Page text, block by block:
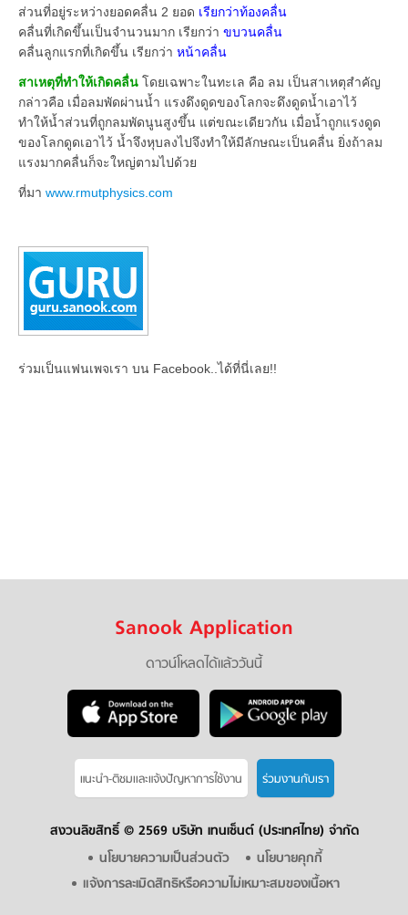
ส่วนที่อยู่ระหว่างยอดคลื่น 2 ยอด เรียกว่าท้องคลื่น
คลื่นที่เกิดขึ้นเป็นจำนวนมาก เรียกว่า ขบวนคลื่น
คลื่นลูกแรกที่เกิดขึ้น เรียกว่า หน้าคลื่น
สาเหตุที่ทำให้เกิดคลื่น โดยเฉพาะในทะเล คือ ลม เป็นสาเหตุสำคัญ
กล่าวคือ เมื่อลมพัดผ่านน้ำ แรงดึงดูดของโลกจะดึงดูดน้ำเอาไว้
ทำให้น้ำส่วนที่ถูกลมพัดนูนสูงขึ้น แต่ขณะเดียวกัน เมื่อน้ำถูกแรงดูด
ของโลกดูดเอาไว้ น้ำจึงหุบลงไปจึงทำให้มีลักษณะเป็นคลื่น ยิ่งถ้าลม
แรงมากคลื่นก็จะใหญ่ตามไปด้วย
ที่มา www.rmutphysics.com
ร่วมเป็นแฟนเพจเรา บน Facebook..ได้ที่นี่เลย!!
Sanook Application
ดาวน์โหลดได้แล้ววันนี้
แนะนำ-ติชมเเละแจ้งปัญหาการใช้งาน ร่วมงานกับเรา
สงวนลิขสิทธิ์ © 2569 บริษัท เทนเซ็นต์ (ประเทศไทย) จำกัด
นโยบายความเป็นส่วนตัว
นโยบายคุกกี้
แจ้งการละเมิดสิทธิหรือความไม่เหมาะสมของเนื้อหา